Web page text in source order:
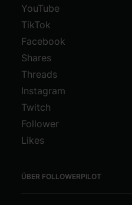
YouTube
TikTok
Facebook
Shares
Threads
Instagram
Twitch
Follower
Likes
ÜBER FOLLOWERPILOT